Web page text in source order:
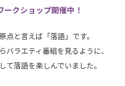
クショップ開催中！
点と言えば「落語」です。
バラエティ番組を見るように、
て落語を楽しんでいました。